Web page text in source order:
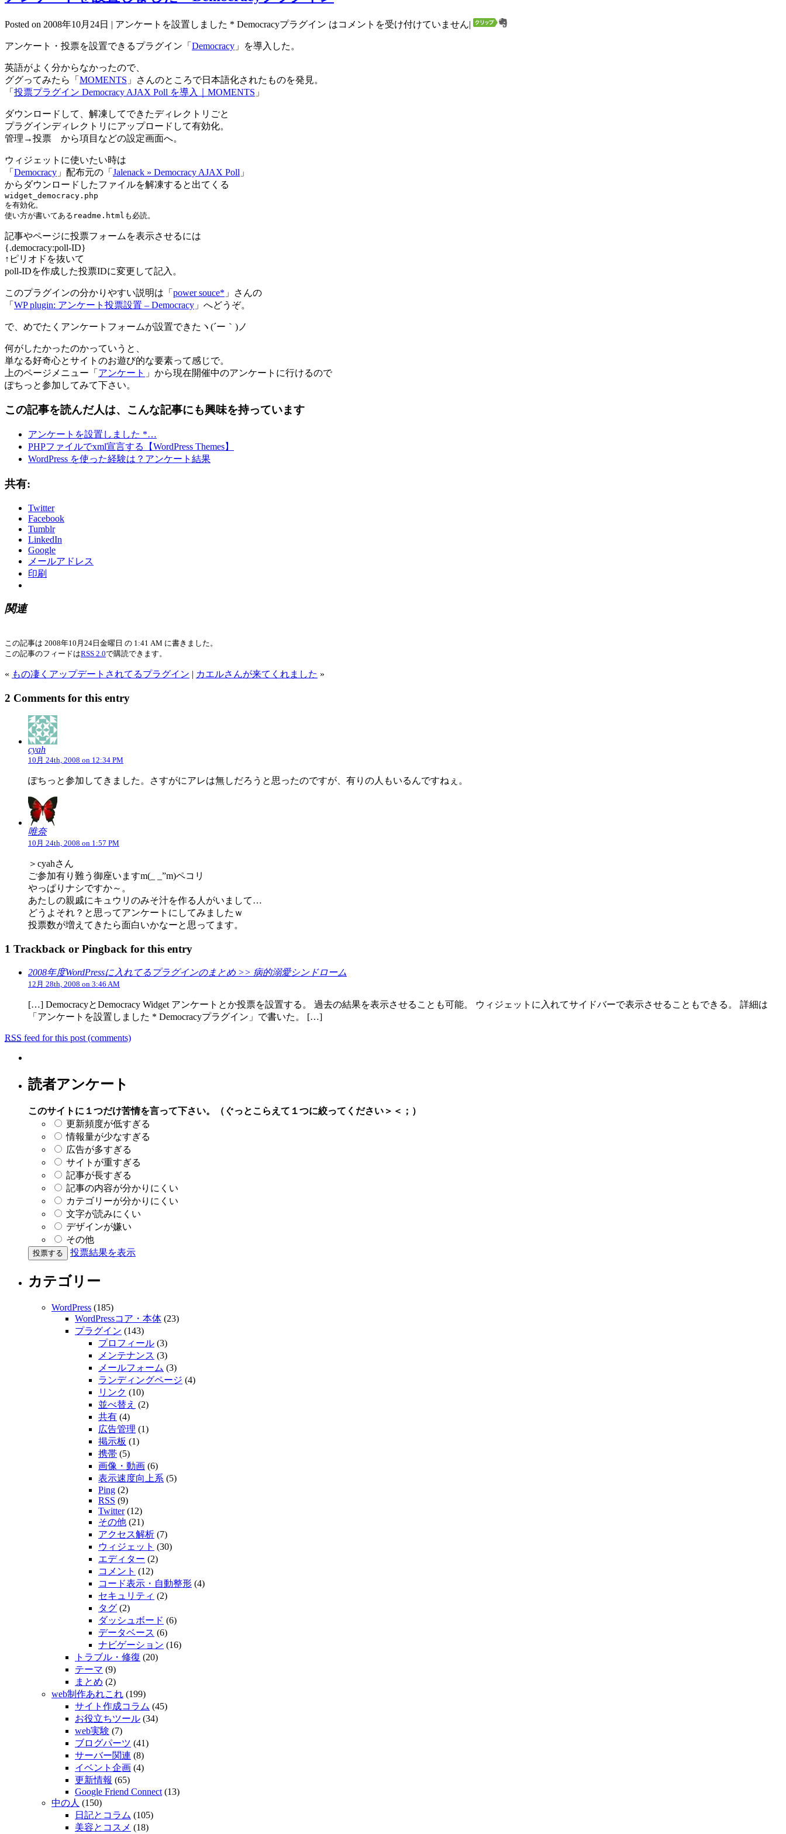
Posted on 2008年10月24日 | アンケートを設置しました * Democracyプラグイン はコメントを受け付けていません|
アンケート・投票を設置できるプラグイン「 Democracy 」を導入した。
英語がよく分からなかったので、
ググってみたら「 MOMENTS 」さんのところで日本語化されたものを発見。
「 投票プラグイン Democracy AJAX Poll を導入｜MOMENTS 」
ダウンロードして、解凍してできたディレクトリごと
プラグインディレクトリにアップロードして有効化。
管理→投票 から項目などの設定画面へ。
ウィジェットに使いたい時は
「 Democracy 」配布元の「 Jalenack » Democracy AJAX Poll 」
からダウンロードしたファイルを解凍すると出てくる
widget_democracy.php
を有効化。
使い方が書いてある readme.htmlも必読。
記事やページに投票フォームを表示させるには
{.democracy:poll-ID}
↑ピリオドを抜いて
poll-IDを作成した投票IDに変更して記入。
このプラグインの分かりやすい説明は「 power souce* 」さんの
「 WP plugin: アンケート投票設置 – Democracy 」へどうぞ。
で、めでたくアンケートフォームが設置できたヽ(´ー｀)ノ
何がしたかったのかっていうと、
単なる好奇心とサイトのお遊び的な要素って感じで。
上のページメニュー「 アンケート 」から現在開催中のアンケートに行けるので
ぽちっと参加してみて下さい。
この記事を読んだ人は、こんな記事にも興味を持っています
アンケートを設置しました *…
PHPファイルでxml宣言する【WordPress Themes】
WordPress を使った経験は？アンケート結果
共有:
Twitter
Facebook
Tumblr
LinkedIn
Google
メールアドレス
印刷
関連
この記事は 2008年10月24日金曜日 の 1:41 AM に書きました。
この記事のフィードはRSS 2.0で購読できます。
« もの凄くアップデートされてるプラグイン | カエルさんが来てくれました »
2 Comments for this entry
cyah
10月 24th, 2008 on 12:34 PM
ぽちっと参加してきました。さすがにアレは無しだろうと思ったのですが、有りの人もいるんですねぇ。
唯奈
10月 24th, 2008 on 1:57 PM
＞cyahさん
ご参加有り難う御座いますm(_ _”m)ペコリ
やっぱりナシですか～。
あたしの親戚にキュウリのみそ汁を作る人がいまして…
どうよそれ？と思ってアンケートにしてみましたｗ
投票数が増えてきたら面白いかなーと思ってます。
1 Trackback or Pingback for this entry
2008年度WordPressに入れてるプラグインのまとめ >> 病的溺愛シンドローム
12月 28th, 2008 on 3:46 AM
[…] DemocracyとDemocracy Widget アンケートとか投票を設置する。 過去の結果を表示させることも可能。 ウィジェットに入れてサイドバーで表示させることもできる。 詳細は
「アンケートを設置しました * Democracyプラグイン」で書いた。 […]
RSS feed for this post (comments)
読者アンケート
このサイトに１つだけ苦情を言って下さい。（ぐっとこらえて１つに絞ってください＞＜；）
更新頻度が低すぎる
情報量が少なすぎる
広告が多すぎる
サイトが重すぎる
記事が長すぎる
記事の内容が分かりにくい
カテゴリーが分かりにくい
文字が読みにくい
デザインが嫌い
その他
投票結果を表示
カテゴリー
WordPress (185)
WordPressコア・本体 (23)
プラグイン (143)
プロフィール (3)
メンテナンス (3)
メールフォーム (3)
ランディングページ (4)
リンク (10)
並べ替え (2)
共有 (4)
広告管理 (1)
掲示板 (1)
携帯 (5)
画像・動画 (6)
表示速度向上系 (5)
Ping (2)
RSS (9)
Twitter(12)
その他 (21)
アクセス解析 (7)
ウィジェット (30)
エディター (2)
コメント (12)
コード表示・自動整形 (4)
セキュリティ (2)
タグ (2)
ダッシュボード (6)
データベース (6)
ナビゲーション (16)
トラブル・修復 (20)
テーマ (9)
まとめ (2)
web制作あれこれ (199)
サイト作成コラム (45)
お役立ちツール (34)
web実験 (7)
ブログパーツ (41)
サーバー関連 (8)
イベント企画 (4)
更新情報 (65)
Google Friend Connect (13)
中の人 (150)
日記とコラム (105)
美容とコスメ (18)